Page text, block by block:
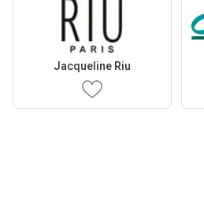
Jacqueline Riu